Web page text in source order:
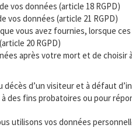
vos données (article 18 RGPD)
vos données (article 21 RGPD)
vous avez fournies, lorsque
20 RGPD)
après votre mort et de choisir
décès d’un visiteur et à défaut
des fins probatoires ou pour
utilisons vos données